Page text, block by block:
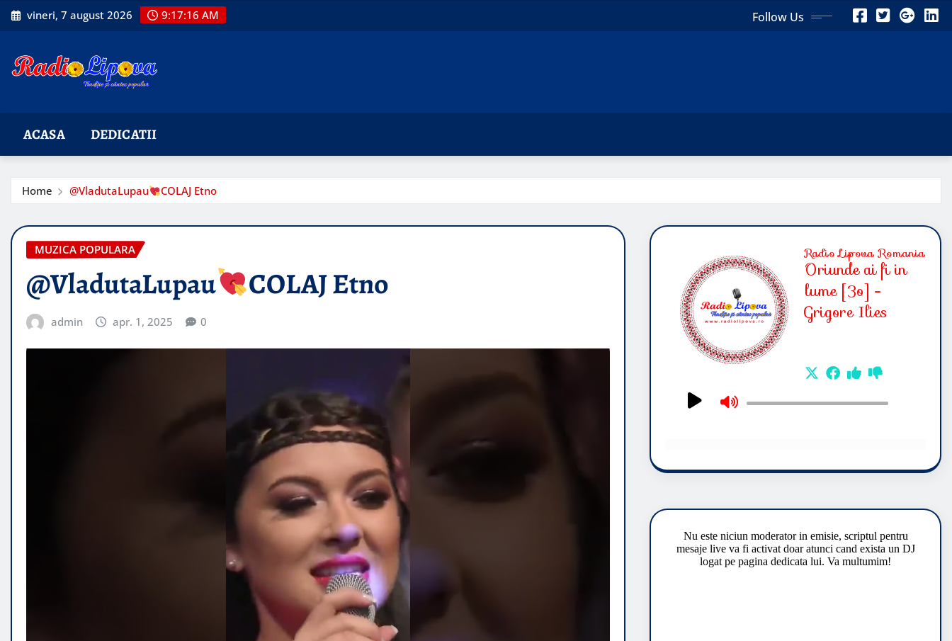
Skip
to
vineri, 7 august 2026 9:17:17 AM Follow Us
ACASA DEDICATII
Home @VladutaLupau COLAJ Etno
MUZICA POPULARA
@VladutaLupau COLAJ Etno
admin apr. 1, 2025 0